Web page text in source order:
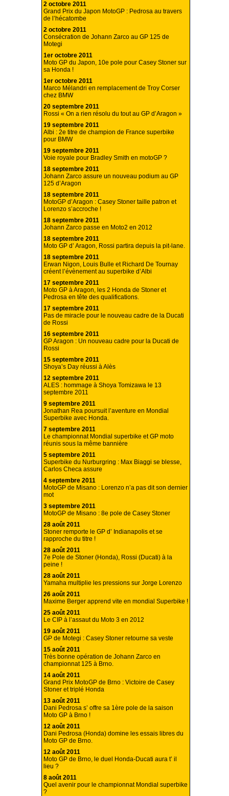
2 octobre 2011
Grand Prix du Japon MotoGP : Pedrosa au travers
de l’hécatombe
2 octobre 2011
Consécration de Johann Zarco au GP 125 de
Motegi
1er octobre 2011
Moto GP du Japon, 10e pole pour Casey Stoner sur
sa Honda !
1er octobre 2011
Marco Mélandri en remplacement de Troy Corser
chez BMW
20 septembre 2011
Rossi « On a rien résolu du tout au GP d’Aragon »
19 septembre 2011
Albi : 2e titre de champion de France superbike
pour BMW
19 septembre 2011
Voie royale pour Bradley Smith en motoGP ?
18 septembre 2011
Johann Zarco assure un nouveau podium au GP
125 d’Aragon
18 septembre 2011
MotoGP d’Aragon : Casey Stoner taille patron et
Lorenzo s’accroche !
18 septembre 2011
Johann Zarco passe en Moto2 en 2012
18 septembre 2011
Moto GP d’ Aragon, Rossi partira depuis la pit-lane.
18 septembre 2011
Erwan Nigon, Louis Bulle et Richard De Tournay
créent l’évènement au superbike d’Albi
17 septembre 2011
Moto GP à Aragon, les 2 Honda de Stoner et
Pedrosa en tête des qualifications.
17 septembre 2011
Pas de miracle pour le nouveau cadre de la Ducati
de Rossi
16 septembre 2011
GP Aragon : Un nouveau cadre pour la Ducati de
Rossi
15 septembre 2011
Shoya’s Day réussi à Alès
12 septembre 2011
ALES : hommage à Shoya Tomizawa le 13
septembre 2011
9 septembre 2011
Jonathan Rea poursuit l’aventure en Mondial
Superbike avec Honda.
7 septembre 2011
Le championnat Mondial superbike et GP moto
réunis sous la même bannière
5 septembre 2011
Superbike du Nurburgring : Max Biaggi se blesse,
Carlos Checa assure
4 septembre 2011
MotoGP de Misano : Lorenzo n’a pas dit son dernier
mot
3 septembre 2011
MotoGP de Misano : 8e pole de Casey Stoner
28 août 2011
Stoner remporte le GP d’ Indianapolis et se
rapproche du titre !
28 août 2011
7e Pole de Stoner (Honda), Rossi (Ducati) à la
peine !
28 août 2011
Yamaha multiplie les pressions sur Jorge Lorenzo
26 août 2011
Maxime Berger apprend vite en mondial Superbike !
25 août 2011
Le CIP à l’assaut du Moto 3 en 2012
19 août 2011
GP de Motegi : Casey Stoner retourne sa veste
15 août 2011
Très bonne opération de Johann Zarco en
championnat 125 à Brno.
14 août 2011
Grand Prix MotoGP de Brno : Victoire de Casey
Stoner et triplé Honda
13 août 2011
Dani Pedrosa s’ offre sa 1ère pole de la saison
Moto GP à Brno !
12 août 2011
Dani Pedrosa (Honda) domine les essais libres du
Moto GP de Brno.
12 août 2011
Moto GP de Brno, le duel Honda-Ducati aura t’ il
lieu ?
8 août 2011
Quel avenir pour le championnat Mondial superbike
?